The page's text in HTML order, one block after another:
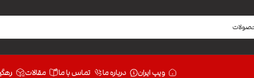
ویپ ایران درباره ما تماس با ما مقالات